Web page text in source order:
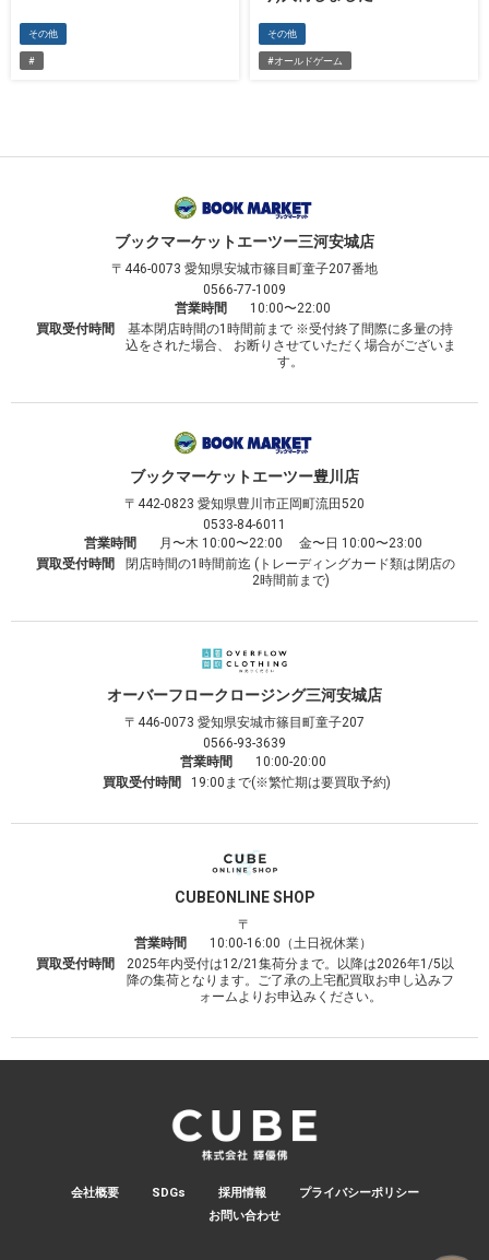
その他
#
その他
#オールドゲーム
ブックマーケットエーツー三河安城店
〒446-0073 愛知県安城市篠目町童子207番地
0566-77-1009
営業時間
10:00〜22:00
買取受付時間
基本閉店時間の1時間前まで ※受付終了間際に多量の持
込をされた場合、 お断りさせていただく場合がございま
す。
ブックマーケットエーツー豊川店
〒442-0823 愛知県豊川市正岡町流田520
0533-84-6011
営業時間
月〜木 10:00〜22:00 金〜日 10:00〜23:00
買取受付時間
閉店時間の1時間前迄 (トレーディングカード類は閉店の
2時間前まで)
オーバーフロークロージング三河安城店
〒446-0073 愛知県安城市篠目町童子207
0566-93-3639
営業時間
10:00-20:00
買取受付時間
19:00まで(※繁忙期は要買取予約)
CUBEONLINE SHOP
〒
営業時間
10:00-16:00（土日祝休業）
買取受付時間
2025年内受付は12/21集荷分まで。以降は2026年1/5以
降の集荷となります。ご了承の上宅配買取お申し込みフ
ォームよりお申込みください。
会社概要 SDGs 採用情報
プライバシーポリシー
お問い合わせ